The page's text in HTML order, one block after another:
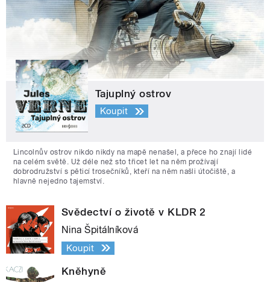
Tajuplný ostrov
Koupit
Lincolnův ostrov nikdo nikdy na mapě nenašel, a přece ho znají lidé
na celém světě. Už déle než sto třicet let na něm prožívají
dobrodružství s pěticí trosečníků, kteří na něm našli útočiště, a
hlavně nejedno tajemství.
Svědectví o životě v KLDR 2
Nina Špitálníková
Koupit
Kněhyně